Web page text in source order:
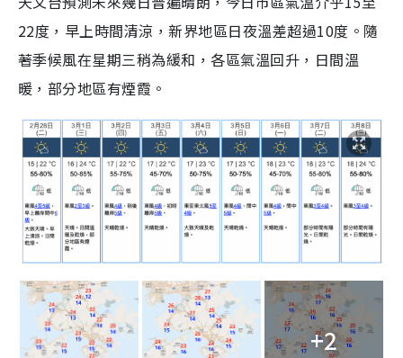
22度，早上時間清涼，新界地區日夜溫差超過10度。隨
著季候風在星期三稍為緩和，各區氣溫回升，日間溫
暖，部分地區有煙霞。
+2